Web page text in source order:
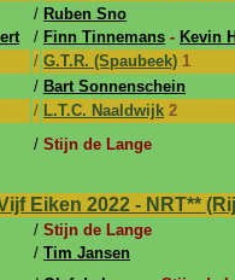
/ Ruben Sno
/ Finn Tinnemans - Kevin
/ G.T.R. (Spaubeek) 1
/ Bart Sonnenschein
/ L.T.C. Naaldwijk 2
/ Stijn de Lange
Eiken 2022 - NRT**
/ Stijn de Lange
/ Tim Jansen